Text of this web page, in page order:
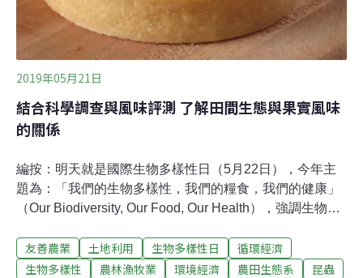
2019年05月21日
結合科學調查與風味評測 了解田間生態與果實風味
的關係
編按：明天就是國際生物多樣性日（5月22日），今年主
題為：「我們的生物多樣性，我們的糧食，我們的健康」
（Our Biodiversity, Our Food, Our Health），強調生物多
農教育為志業，志在透過各種活動與課程的執行，帶著民
眾從田間生態到食物品味，串連產地到餐桌的旅程。呼應
友善農業 土地利用 生物多樣性日
循環經濟
生物多樣性
農林漁牧業 環境經濟 農田生態系
昆蟲